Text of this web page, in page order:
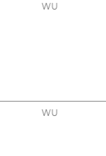
Karriere
WU
WU